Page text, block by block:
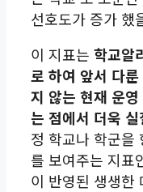
선호도가 증가 했
이 지표는 학교알
로 하여 앞서 다
지 않는 현재 운
는 점에서 더욱
정 학교나 학군을
를 보여주는 지표
이 반영된 생생한